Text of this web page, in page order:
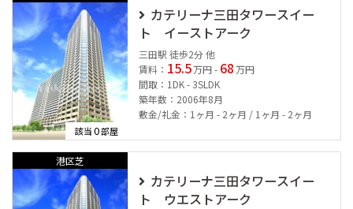
該当0部屋
カテリーナ三田タワースイー
ト イーストアーク
三田駅 徒歩2分 他
賃料： 15.5 万円 - 68 万円
間取：1DK - 3SLDK
築年数：2006年8月
敷金/礼金：1ヶ月 - 2ヶ月 / 1ヶ月 - 2ヶ月
港区芝
カテリーナ三田タワースイー
ト ウエストアーク